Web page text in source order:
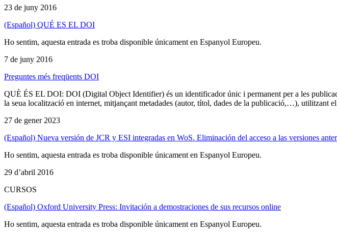
23 de juny 2016
(Español) QUÉ ES EL DOI
Ho sentim, aquesta entrada es troba disponible únicament en Espanyol Europeu.
7 de juny 2016
Preguntes més freqüents DOI
QUÈ ÉS EL DOI: DOI (Digital Object Identifier) és un identificador únic i permanent per a les
la seua localització en internet, mitjançant metadades (autor, títol, dades de la publicació,…), utilitzant
27 de gener 2023
(Español) Nueva versión de JCR y ESI integradas en WoS. Eliminación del acceso a las versiones
Ho sentim, aquesta entrada es troba disponible únicament en Espanyol Europeu.
29 d’abril 2016
CURSOS
(Español) Oxford University Press: Invitación a demostraciones de sus recursos online
Ho sentim, aquesta entrada es troba disponible únicament en Espanyol Europeu.